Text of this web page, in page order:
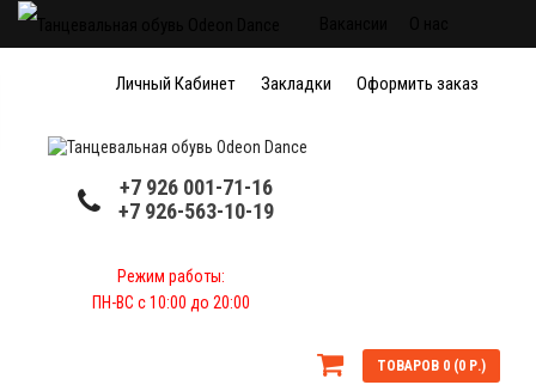
Доставка обуви
Личный Кабинет Закладки Оформить заказ
+7 926 001-71-16
+7 926-563-10-19
Режим работы:
ПН-ВС с 10:00 до 20:00
ТОВАРОВ 0 (0 Р.)